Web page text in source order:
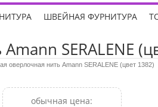
ШВЕЙНАЯ ФУРНИТУРА
SERALENE
оверлочная нить Amann SERALENE (цвет 1382)
обычная цена: